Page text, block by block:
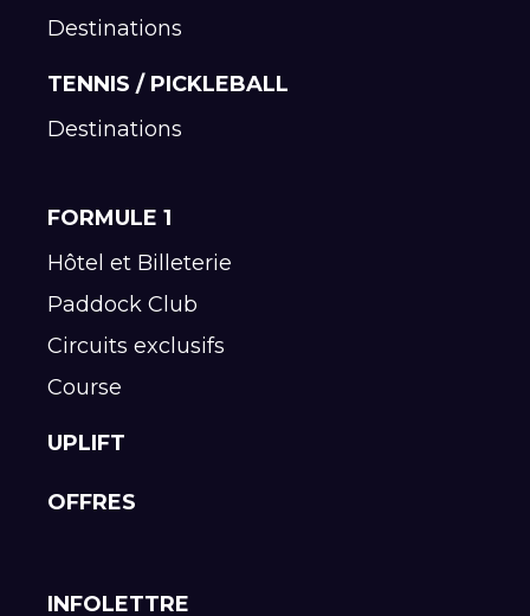
Destinations
TENNIS / PICKLEBALL
Destinations
FORMULE 1
Hôtel et Billeterie
Paddock Club
Circuits exclusifs
Course
UPLIFT
OFFRES
INFOLETTRE